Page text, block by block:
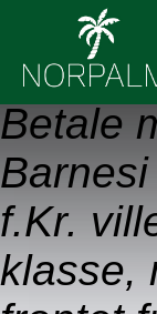
Betale
f.Kr.
klasse,